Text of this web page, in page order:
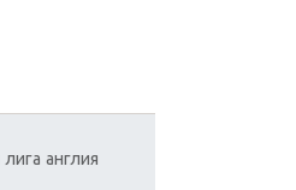
лига англия